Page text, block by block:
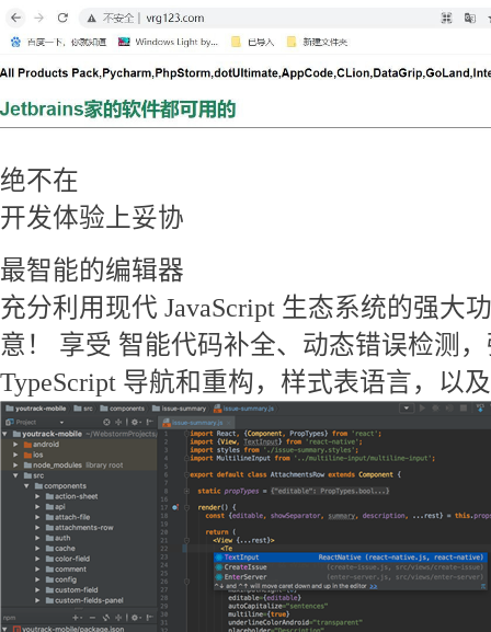
绝不在
开发体验上妥协
最智能的编辑器
充分利用现代 JavaScript 生态系统的强大
意！ 享受 智能代码补全、动态错误检测，
TypeScript 导航和重构，样式表语言，以